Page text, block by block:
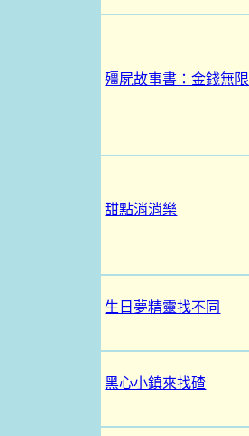
殭屍故事書：金錢無限
甜點消消樂
生日夢精靈找不同
黑心小鎮來找碴